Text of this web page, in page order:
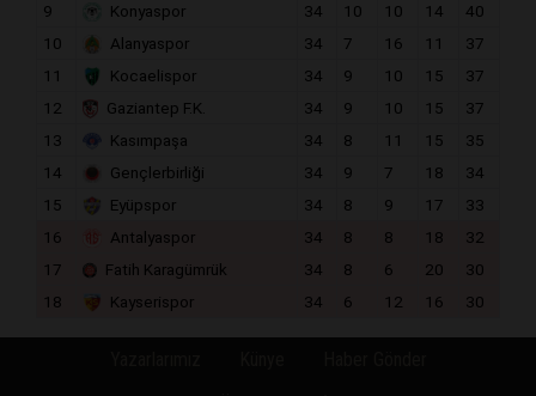
9
Konyaspor 34 10 10 14
40
10
Alanyaspor 34 7 16 11
37
11
Kocaelispor 34 9 10 15
37
12
Gaziantep F.K. 34 9 10 15
37
13
Kasımpaşa 34 8 11 15
35
14
Gençlerbirliği 34 9 7 18
34
15
Eyüpspor 34 8 9 17
33
16
Antalyaspor 34 8 8 18
32
17
Fatih Karagümrük 34 8 6 20
30
18
Kayserispor 34 6 12 16 30